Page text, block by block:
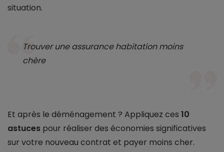
situation.
Trouver une assurance habitation moins
chère
Et après le déménagement ? Appliquez ces 10
astuces pour réaliser des économies significatives
sur votre nouveau contrat et payer moins cher.